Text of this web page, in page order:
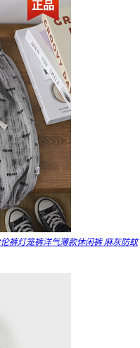
裤灯笼裤洋气薄款休闲裤 麻灰防蚊